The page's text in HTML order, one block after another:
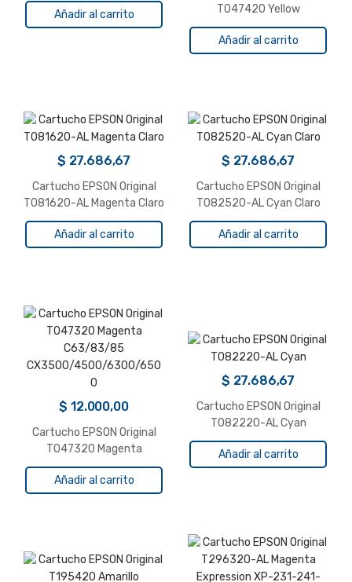
Añadir al carrito
T047420 Yellow
C63/83/85
CX3500/4500/6300/650
0
Añadir al carrito
$ 27.686,67
Cartucho EPSON Original
T081620-AL Magenta Claro
Añadir al carrito
$ 27.686,67
Cartucho EPSON Original
T082520-AL Cyan Claro
Añadir al carrito
$ 12.000,00
Cartucho EPSON Original
T047320 Magenta
C63/83/85
CX3500/4500/6300/650
0
Añadir al carrito
$ 27.686,67
Cartucho EPSON Original
T082220-AL Cyan
Añadir al carrito